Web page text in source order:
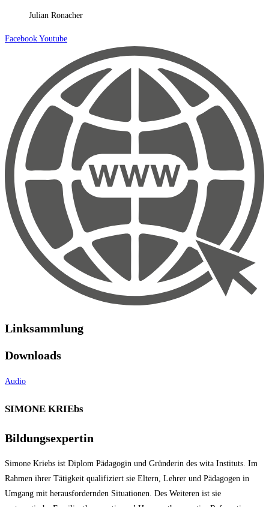
Julian Ronacher
Facebook Youtube
Linksammlung
Downloads
Audio
SIMONE KRIEbs
Bildungsexpertin
Simone Kriebs ist Diplom Pädagogin und Gründerin des wita Instituts. Im
Rahmen ihrer Tätigkeit qualifiziert sie Eltern, Lehrer und Pädagogen in
Umgang mit herausfordernden Situationen. Des Weiteren ist sie